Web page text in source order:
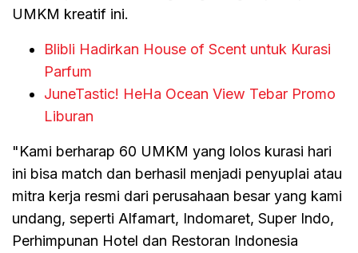
UMKM kreatif ini.
Blibli Hadirkan House of Scent untuk Kurasi
Parfum
JuneTastic! HeHa Ocean View Tebar Promo
Liburan
"Kami berharap 60 UMKM yang lolos kurasi hari
ini bisa match dan berhasil menjadi penyuplai atau
mitra kerja resmi dari perusahaan besar yang kami
undang, seperti Alfamart, Indomaret, Super Indo,
Perhimpunan Hotel dan Restoran Indonesia